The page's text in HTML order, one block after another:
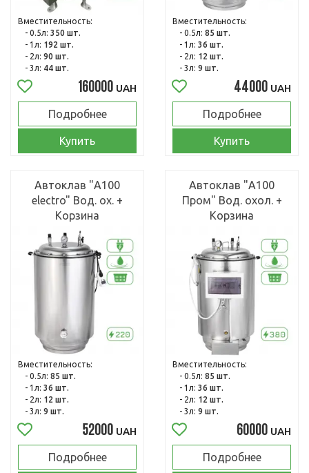
Вместительность:
- 0.5л: 350 шт.
- 1л: 192 шт.
- 2л: 90 шт.
- 3л: 44 шт.
160000 UAH
Подробнее
Купить
Вместительность:
- 0.5л: 85 шт.
- 1л: 36 шт.
- 2л: 12 шт.
- 3л: 9 шт.
44000 UAH
Подробнее
Купить
Автоклав "А100
electro" Вод. ох. +
Корзина
Вместительность:
- 0.5л: 85 шт.
- 1л: 36 шт.
- 2л: 12 шт.
- 3л: 9 шт.
52000 UAH
Подробнее
Автоклав "А100
Пром" Вод. охол. +
Корзина
Вместительность:
- 0.5л: 85 шт.
- 1л: 36 шт.
- 2л: 12 шт.
- 3л: 9 шт.
60000 UAH
Подробнее